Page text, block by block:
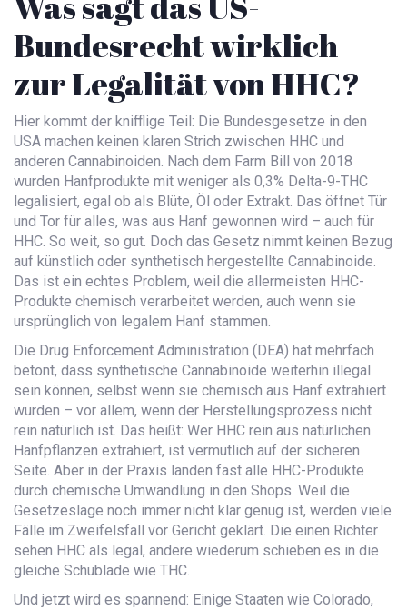
Bundesrecht wirklich
zur Legalität von HHC?
Hier kommt der knifflige Teil: Die Bundesgesetze in den
USA machen keinen klaren Strich zwischen HHC und
anderen Cannabinoiden. Nach dem Farm Bill von 2018
wurden Hanfprodukte mit weniger als 0,3% Delta-9-THC
legalisiert, egal ob als Blüte, Öl oder Extrakt. Das öffnet Tür
und Tor für alles, was aus Hanf gewonnen wird – auch für
HHC. So weit, so gut. Doch das Gesetz nimmt keinen Bezug
auf künstlich oder synthetisch hergestellte Cannabinoide.
Das ist ein echtes Problem, weil die allermeisten HHC-
Produkte chemisch verarbeitet werden, auch wenn sie
ursprünglich von legalem Hanf stammen.
Die Drug Enforcement Administration (DEA) hat mehrfach
betont, dass synthetische Cannabinoide weiterhin illegal
sein können, selbst wenn sie chemisch aus Hanf extrahiert
wurden – vor allem, wenn der Herstellungsprozess nicht
rein natürlich ist. Das heißt: Wer HHC rein aus natürlichen
Hanfpflanzen extrahiert, ist vermutlich auf der sicheren
Seite. Aber in der Praxis landen fast alle HHC-Produkte
durch chemische Umwandlung in den Shops. Weil die
Gesetzeslage noch immer nicht klar genug ist, werden viele
Fälle im Zweifelsfall vor Gericht geklärt. Die einen Richter
sehen HHC als legal, andere wiederum schieben es in die
gleiche Schublade wie THC.
Und jetzt wird es spannend: Einige Staaten wie Colorado,